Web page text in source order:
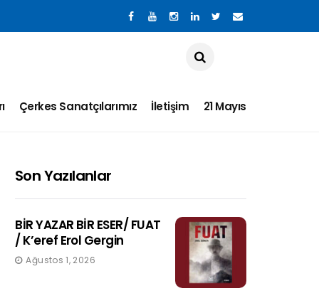
Çerkes Sanatçılarımız İletişim 21 Mayıs
Son Yazılanlar
BİR YAZAR BİR ESER/ FUAT
/ K’eref Erol Gergin
Ağustos 1, 2026